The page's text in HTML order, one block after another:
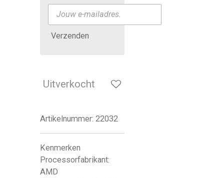
Verzenden
Uitverkocht
Artikelnummer: 22032
Kenmerken
Processorfabrikant:
AMD